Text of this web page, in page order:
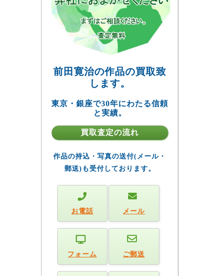
前田寛治の作品の買取致
します。
東京・銀座で30年にわたる信頼
と実績。
買取査定の流れ
作品の持込・写真の送付(メール・
郵送)も受付しております。
お電話 メール
フォーム ご郵送